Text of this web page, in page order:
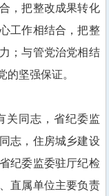
，把整改成果转化
工作相结合，把整
；与管党治党相结
的坚强保证。
关同志，省纪委监
志，住房城乡建设
纪委监委驻厅纪检
直属单位主要负责